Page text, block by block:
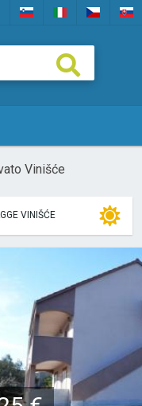
Vinišće
VINIŠĆE